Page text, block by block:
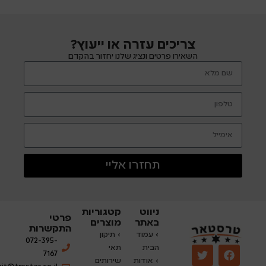
צריכים עזרה או ייעוץ?
השאירו פרטים ונציג שלנו יחזור בהקדם
תחזרו אליי
ניווט
באתר
› עמוד
הבית
› אודות
קטגוריות
מוצרים
› תיקון
תאי
שירותים
פרטי
התקשרות
072-395-
7167